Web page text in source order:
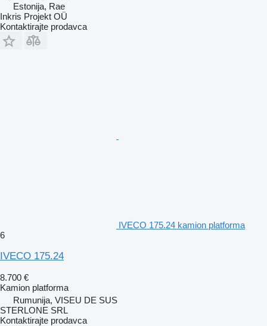
Estonija, Rae
Inkris Projekt OÜ
Kontaktirajte prodavca
IVECO 175.24 kamion platforma
6
IVECO 175.24
8.700 €
Kamion platforma
Rumunija, VISEU DE SUS
STERLONE SRL
Kontaktirajte prodavca